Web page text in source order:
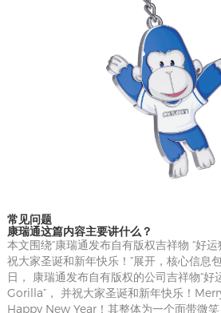
常见问题
康瑞通这篇内容主要讲什么？
本文围绕“康瑞通发布自有版权吉祥物 “好运
祝大家圣诞和新年快乐！”展开，核心信息
日， 康瑞通发布自有版权的公司吉祥物“好
Gorilla”， 并祝大家圣诞和新年快乐！
Happy New Year！其整体为一个面带微